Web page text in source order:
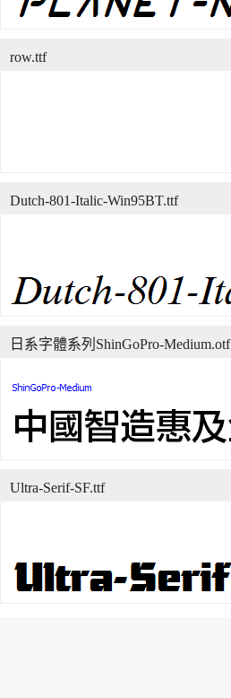
row.ttf
Dutch-801-Italic-Win95BT.ttf
日系字體系列ShinGoPro-Medium.otf
Ultra-Serif-SF.ttf